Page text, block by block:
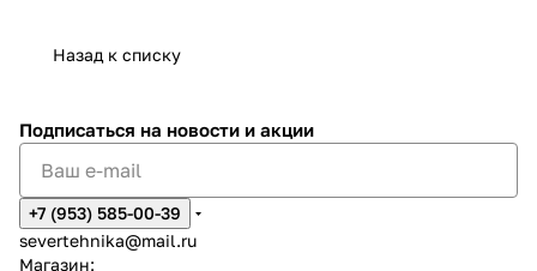
Назад к списку
Подписаться на новости и акции
+7 (953) 585-00-39
severtehnika@mail.ru
Магазин: